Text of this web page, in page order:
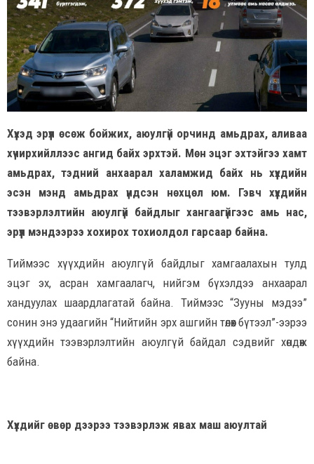
Хүүхэд эрүүл өсөж бойжих, аюулгүй орчинд амьдрах, аливаа
хүчирхийллээс ангид байх эрхтэй. Мөн эцэг эхтэйгээ хамт
амьдрах, тэдний анхаарал халамжид байх нь хүүхдийн
эсэн мэнд амьдрах үндсэн нөхцөл юм. Гэвч хүүхдийн
тээвэрлэлтийн аюулгүй байдлыг хангаагүйгээс амь нас,
эрүүл мэндээрээ хохирох тохиолдол гарсаар байна.
Тиймээс хүүхдийн аюулгүй байдлыг хамгаалахын тулд
эцэг эх, асран хамгаалагч, нийгэм бүхэлдээ анхаарал
хандуулах шаардлагатай байна. Тиймээс “Зууны мэдээ”
сонин энэ удаагийн “Нийтийн эрх ашгийн төлөөх бүтээл”-ээрээ
хүүхдийн тээвэрлэлтийн аюулгүй байдал сэдвийг хөндөж
байна.
Хүүхдийг өвөр дээрээ тээвэрлэж явах маш аюултай